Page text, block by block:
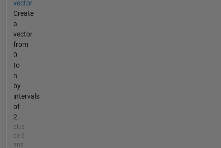
vector
Create
a
vector
from
0
to
n
by
intervals
of
2.
plus
de 6
ans